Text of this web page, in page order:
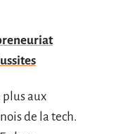
aux
de la tech.